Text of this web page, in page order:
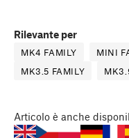
Rilevante per
MK4 FAMILY MINI
MK3.5 FAMILY
Articolo è anche